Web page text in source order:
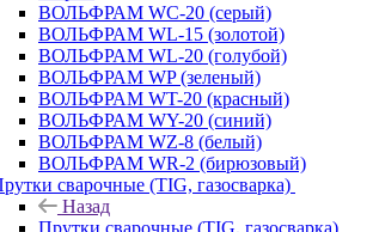
ВОЛЬФРАМ WC-20 (серый)
ВОЛЬФРАМ WL-15 (золотой)
ВОЛЬФРАМ WL-20 (голубой)
ВОЛЬФРАМ WP (зеленый)
ВОЛЬФРАМ WT-20 (красный)
ВОЛЬФРАМ WY-20 (синий)
ВОЛЬФРАМ WZ-8 (белый)
ВОЛЬФРАМ WR-2 (бирюзовый)
сварочные (TIG, газосварка)
Назад
Прутки сварочные (TIG, газосварка)